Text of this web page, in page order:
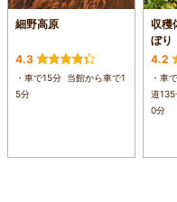
細野高原
4.3
・車で15分 当館から車で1
5分
収穫
ぼり
4.2
・車で10分
道135
0分